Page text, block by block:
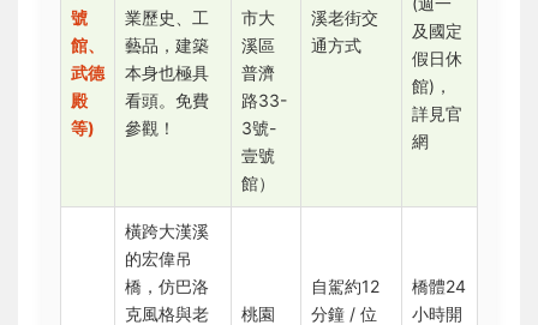
號
館、
武德
殿
等)
業歷史、工
藝品，建築
本身也極具
看頭。免費
參觀！
市大
溪區
普濟
路33-
3號-
壹號
館）
溪老街交
通方式
及國定
假日休
館)，
詳見官
網
橫跨大漢溪
的宏偉吊
橋，仿巴洛
克風格與老
桃園
自駕約12
分鐘 / 位
橋體24
小時開